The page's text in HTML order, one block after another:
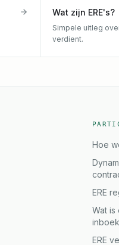
Wat zijn ERE's?
Simpele uitleg
verdient.
Hoe
ERE
Wat is
ERE